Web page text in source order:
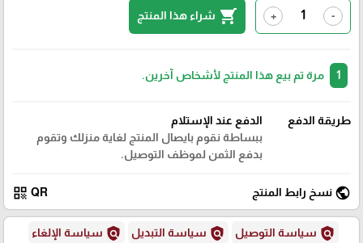
-
+
shopping_cart شراء هذا المنتج
مرة تم بيع هذا المنتج لأشخاص آخرين.
طريقة الدفع
الدفع عند الإستلام
ببساطة نقوم بايصال المنتج لغاية منزلك وتقوم
بدفع الثمن لموظف التوصيل.
public نسخ رابط المنتج QR
qr_code
policy سياسة التوصيل policy سياسة التبديل policy سياسة الإلغاء